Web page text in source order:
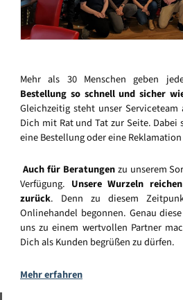
Mehr als 30 Menschen geben
Bestellung so schnell und sicher
Gleichzeitig steht unser
Dich mit Rat und Tat zur Seite. Dabei
eine Bestellung oder eine
Auch für Beratungenzu unserem
Verfügung. Unsere Wurzeln
zurück. Denn zu diesem
Onlinehandel begonnen. Genau
uns zu einem wertvollen Partner
Dich als Kunden begrüßen zu dürfen.
Mehr erfahren